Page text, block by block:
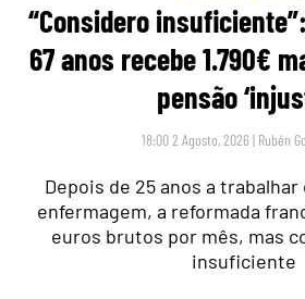
“Considero
67 anos recebe 1.790€
pensão
18:00 2 Agosto, 2026 | Rubén
Depois de 25 anos a
enfermagem, a reformada
euros brutos por mês, mas
insuficiente